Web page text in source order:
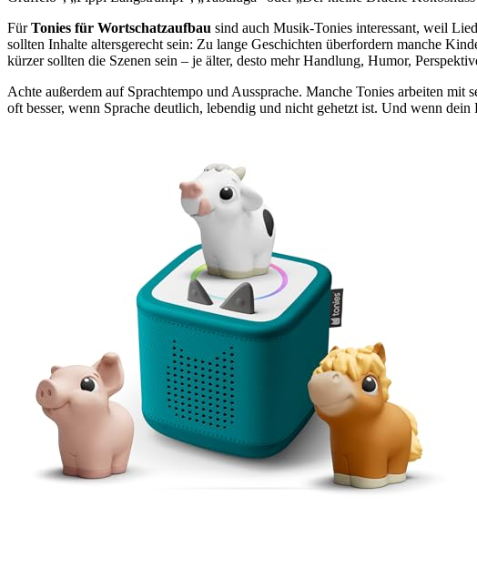
FürTonies für Wortschatzaufbau sind auch Musik-Tonies interessant, weil
sollten Inhalte altersgerecht sein: Zu lange Geschichten überfordern manche
kürzer sollten die Szenen sein – je älter, desto mehr Handlung, Humor,
Achte außerdem auf Sprachtempo und Aussprache. Manche Tonies arbeiten
oft besser, wenn Sprache deutlich, lebendig und nicht gehetzt ist. Und wenn